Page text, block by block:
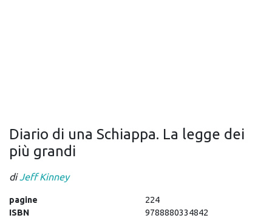
Diario di una Schiappa. La legge dei
più grandi
diJeff Kinney
pagine
224
ISBN
9788880334842